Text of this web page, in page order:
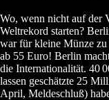
Wo, wenn nicht auf der
Weltrekord starten?
war für kleine Münze zu
ab 55 Euro! Berlin
die Internationalität. 40
lassen geschätzte 25
April, Meldeschluß)